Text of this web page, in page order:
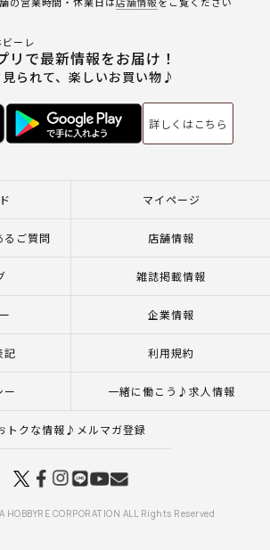
ーレ
リで最新情報をお届け！
られて、楽しいお買い物♪
詳しくはこちら
マイページ
るご質問 店舗情報
雑誌掲載情報
企業情報
記 利用規約
ー 一緒に働こう♪求人情報
トクな情報♪メルマガ登録
HOBBYRE CORPORATION ALL Rights Reserved